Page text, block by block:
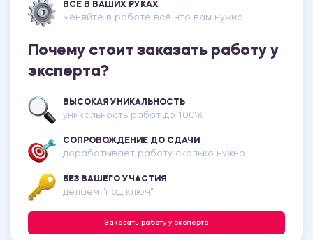
ВСЕ В ВАШИХ РУКАХ
меняйте в работе всё что вам нужно
Почему стоит заказать работу у
эксперта?
ВЫСОКАЯ УНИКАЛЬНОСТЬ
уникальность работ до 100%
СОПРОВОЖДЕНИЕ ДО СДАЧИ
дорабатывает работу сколько нужно
БЕЗ ВАШЕГО УЧАСТИЯ
делаем "под ключ"
Заказать работу у эксперта